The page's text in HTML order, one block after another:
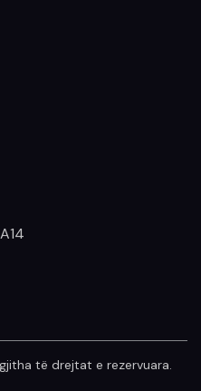
të drejtat e rezervuara.